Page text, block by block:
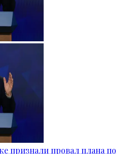
признали провал плана по